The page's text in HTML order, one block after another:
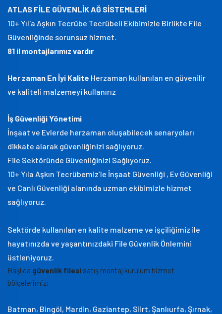
ATLAS FİLE GÜVENLİK AĞ SİSTEMLERİ
10+ Yıl'a Aşkın Tecrübe Tecrübeli Ekibimizle Birlikte File
Güvenliğinde sorunsuz hizmet.
81 il montajlarımız vardır
Her zaman En İyi Kalite Herzaman kullanılan en güvenilir
ve kaliteli malzemeyi kullanırız
İş Güvenliği Yönetimi
İnşaat ve Evlerde herzaman oluşabilecek senaryoları
dikkate alarak güvenliğinizi sağlıyoruz.
File Sektöründe Güvenliğinizi Sağlıyoruz.
10+ Yıla Aşkın Tecrübemiz’le İnşaat Güvenliği , Ev Güvenliği
ve Canlı Güvenliği alanında uzman ekibimizle hizmet
sağlıyoruz.
Sektörde kullanılan en kalite malzeme ve işçiliğimiz ile
hayatınızda ve yaşantınızdaki File Güvenlik Önlemini
üstleniyoruz.
Başlıca güvenlik filesi satış montaj kurulum hizmet
bölgelerimiz;
Batman, Bingöl, Mardin, Gaziantep, Siirt, Şanlıurfa, Şırnak,